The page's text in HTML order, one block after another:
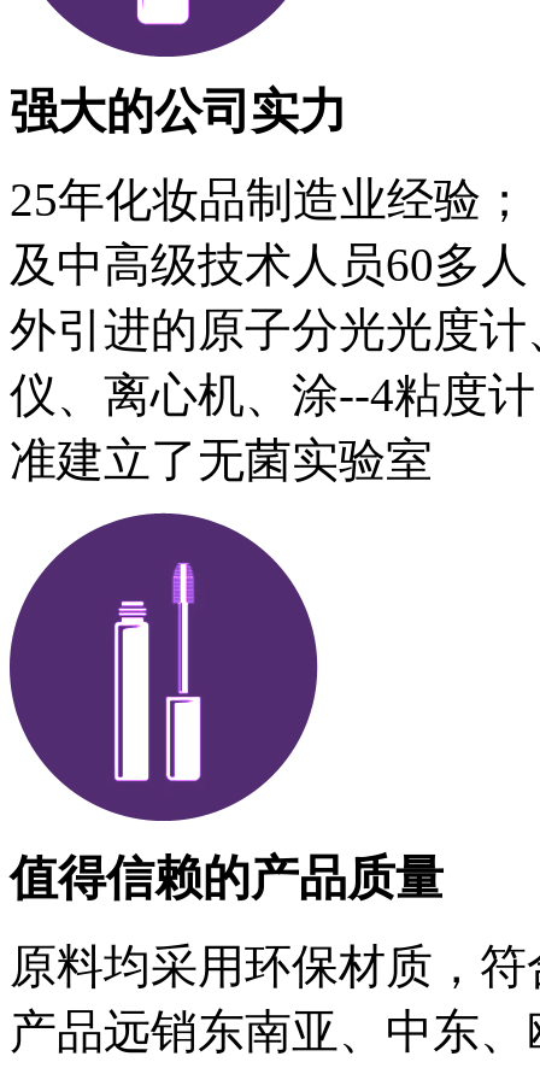
强大的公司实力
25年化妆品制造业经验
及中高级技术人员60多
外引进的原子分光光度
仪、离心机、涂--4粘度
准建立了无菌实验室
值得信赖的产品质量
原料均采用环保材质，
产品远销东南亚、中东